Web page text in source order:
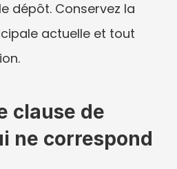
dépôt. Conservez la
actuelle et tout
clause de
ne correspond